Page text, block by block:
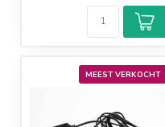
MEEST VERKOCHT